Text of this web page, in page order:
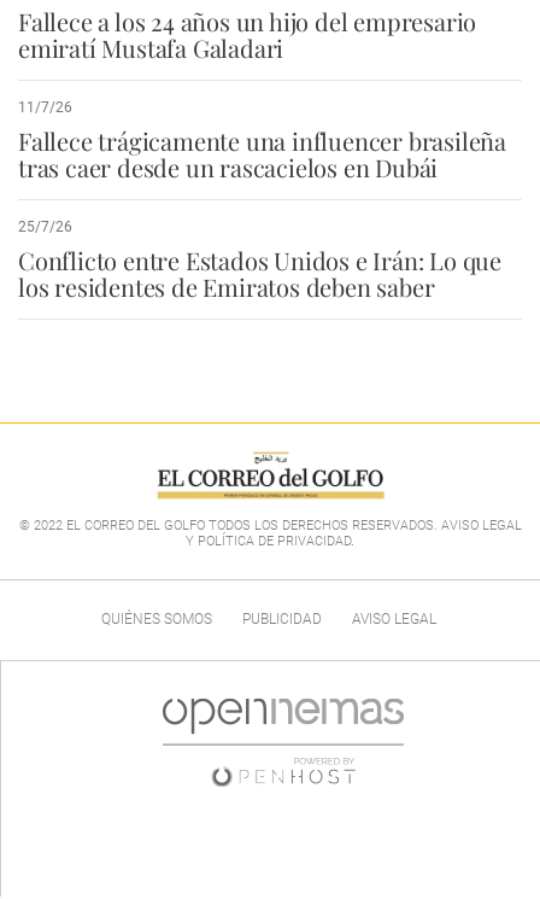
Fallece a los 24 años un hijo del empresario
emiratí Mustafa Galadari
11/7/26
Fallece trágicamente una influencer brasileña
tras caer desde un rascacielos en Dubái
25/7/26
Conflicto entre Estados Unidos e Irán: Lo que
los residentes de Emiratos deben saber
© 2022 EL CORREO DEL GOLFO TODOS LOS DERECHOS RESERVADOS. AVISO LEGAL
Y POLÍTICA DE PRIVACIDAD.
QUIÉNES SOMOS PUBLICIDAD AVISO LEGAL